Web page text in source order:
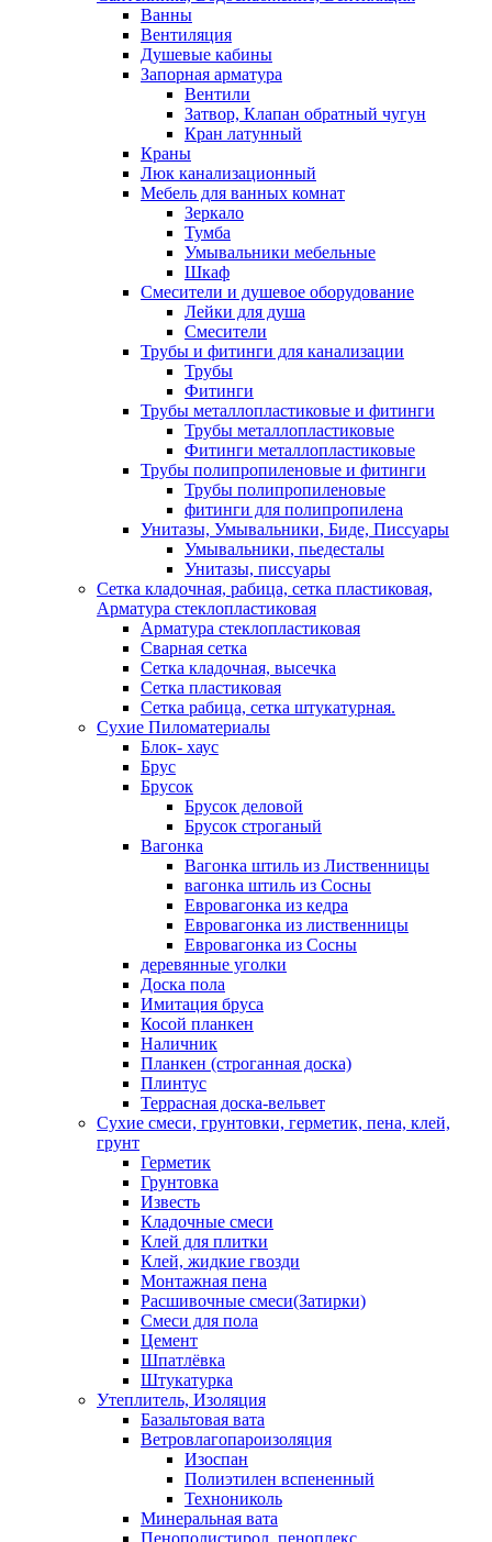
Ванны
Вентиляция
Душевые кабины
Запорная арматура
Вентили
Затвор, Клапан обратный чугун
Кран латунный
Краны
Люк канализационный
Мебель для ванных комнат
Зеркало
Тумба
Умывальники мебельные
Шкаф
Смесители и душевое оборудование
Лейки для душа
Смесители
Трубы и фитинги для канализации
Трубы
Фитинги
Трубы металлопластиковые и фитинги
Трубы металлопластиковые
Фитинги металлопластиковые
Трубы полипропиленовые и фитинги
Трубы полипропиленовые
фитинги для полипропилена
Унитазы, Умывальники, Биде, Писсуары
Умывальники, пьедесталы
Унитазы, писсуары
Сетка кладочная, рабица, сетка пластиковая,
Арматура стеклопластиковая
Арматура стеклопластиковая
Сварная сетка
Сетка кладочная, высечка
Сетка пластиковая
Сетка рабица, сетка штукатурная.
Сухие Пиломатериалы
Блок- хаус
Брус
Брусок
Брусок деловой
Брусок строганый
Вагонка
Вагонка штиль из Лиственницы
вагонка штиль из Сосны
Евровагонка из кедра
Евровагонка из лиственницы
Евровагонка из Сосны
деревянные уголки
Доска пола
Имитация бруса
Косой планкен
Наличник
Планкен (строганная доска)
Плинтус
Террасная доска-вельвет
Сухие смеси, грунтовки, герметик, пена, клей,
грунт
Герметик
Грунтовка
Известь
Кладочные смеси
Клей для плитки
Клей, жидкие гвозди
Монтажная пена
Расшивочные смеси(Затирки)
Смеси для пола
Цемент
Шпатлёвка
Штукатурка
Утеплитель, Изоляция
Базальтовая вата
Ветровлагопароизоляция
Изоспан
Полиэтилен вспененный
Технониколь
Минеральная вата